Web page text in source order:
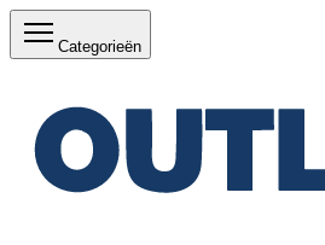
Categorieën